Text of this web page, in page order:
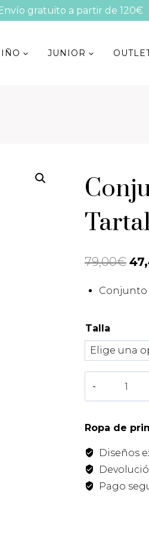
gratuito a partir de 120€
JUNIOR
79,00€ El
Conjunto
Talla
Masai
cantidad
Ropa de
Diseños
Pago